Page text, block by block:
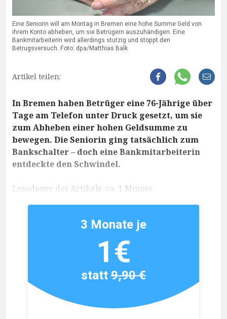
Eine Seniorin will am Montag in Bremen eine hohe Summe Geld von
ihrem Konto abheben, um sie Betrügern auszuhändigen. Eine
Bankmitarbeiterin wird allerdings stutzig und stoppt den
Betrugsversuch. Foto: dpa/Matthias Balk
Artikel teilen:
In Bremen haben Betrüger eine 76-Jährige über
Tage am Telefon unter Druck gesetzt, um sie
zum Abheben einer hohen Geldsumme zu
bewegen. Die Seniorin ging tatsächlich zum
Bankschalter – doch eine Bankmitarbeiterin
entdeckte den Schwindel.
Lesedauer des Artikels: ca. 1 Minute
3 Monate je
1€
statt9,90 €